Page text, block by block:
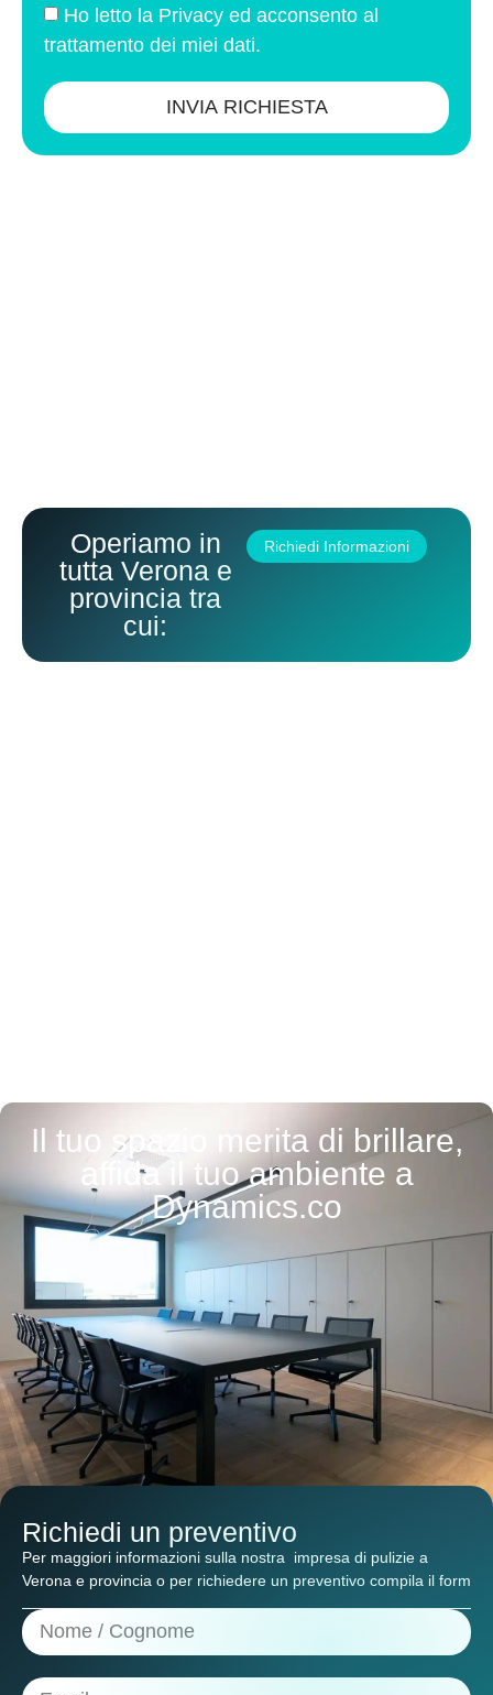
Ho letto la Privacy ed acconsento al
trattamento dei miei dati.
INVIA RICHIESTA
Operiamo in
tutta Verona e
provincia tra
cui:
Richiedi Informazioni
Il tuo spazio merita di brillare,
affida il tuo ambiente a
Dynamics.co
Per maggiori informazioni sulla nostra impresa di pulizie a
Verona e provincia o per richiedere un preventivo compila il form
Richiedi un preventivo